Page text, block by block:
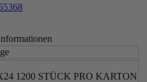
1200 STÜCK PRO KARTON